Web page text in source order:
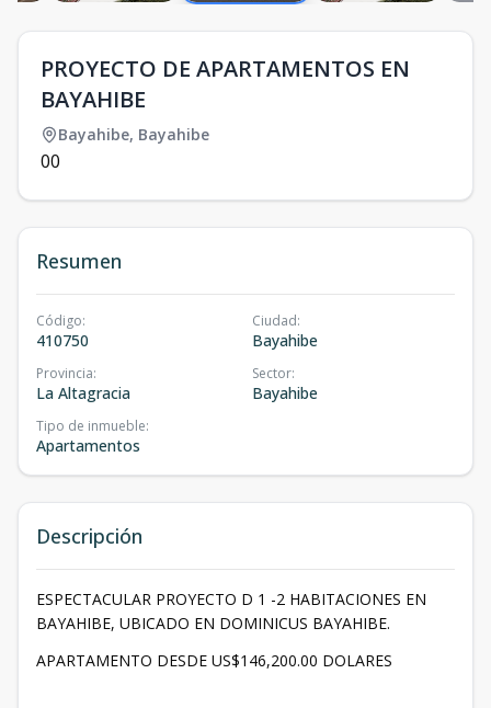
PROYECTO DE APARTAMENTOS EN
BAYAHIBE
Bayahibe, Bayahibe
00
Resumen
Código:
410750
Ciudad:
Bayahibe
Provincia:
La Altagracia
Sector:
Bayahibe
Tipo de inmueble:
Apartamentos
Descripción
ESPECTACULAR PROYECTO D 1 -2 HABITACIONES EN
BAYAHIBE, UBICADO EN DOMINICUS BAYAHIBE.
APARTAMENTO DESDE US$146,200.00 DOLARES